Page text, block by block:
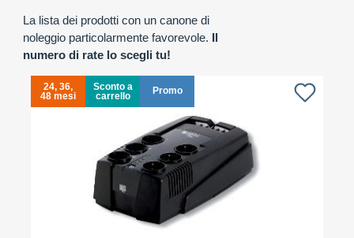
La lista dei prodotti con un canone di
noleggio particolarmente favorevole. Il
numero di rate lo scegli tu!
24, 36,
48 mesi
Sconto a
carrello
Promo